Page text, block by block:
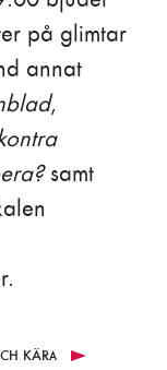
på biljetter
via
salongen?
på glimtar
annat
,
samt
KÄRA